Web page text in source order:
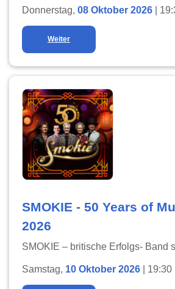
Donnerstag, 08 Oktober 2026 |
Weiter
SMOKIE - 50 Years of
2026
SMOKIE – britische Erfolgs- Band
Samstag, 10 Oktober 2026 | 19:30